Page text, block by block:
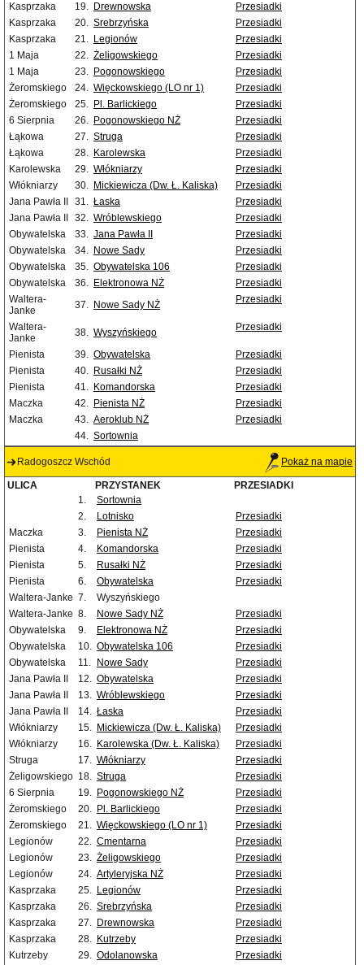
Kasprzaka
19. Drewnowska
Przesiadki
Kasprzaka
20. Srebrzyńska
Przesiadki
Kasprzaka
21. Legionów
Przesiadki
1 Maja
22. Żeligowskiego
Przesiadki
1 Maja
23. Pogonowskiego
Przesiadki
Żeromskiego
24. Więckowskiego (LO nr 1)
Przesiadki
Żeromskiego
25. Pl. Barlickiego
Przesiadki
6 Sierpnia
26. Pogonowskiego NŻ
Przesiadki
Łąkowa
27. Struga
Przesiadki
Łąkowa
28. Karolewska
Przesiadki
Karolewska
29. Włókniarzy
Przesiadki
Włókniarzy
30. Mickiewicza (Dw. Ł. Kaliska)
Przesiadki
Jana Pawła II
31. Łaska
Przesiadki
Jana Pawła II
32. Wróblewskiego
Przesiadki
Obywatelska
33. Jana Pawła II
Przesiadki
Obywatelska
34. Nowe Sady
Przesiadki
Obywatelska
35. Obywatelska 106
Przesiadki
Obywatelska
36. Elektronowa NŻ
Przesiadki
Waltera-
Janke
37. Nowe Sady NŻ Przesiadki
Waltera-
Janke
38. Wyszyńskiego Przesiadki
Pienista 39. Obywatelska
Przesiadki
Pienista
40. Rusałki NŻ
Przesiadki
Pienista
41. Komandorska
Przesiadki
Maczka
42. Pienista NŻ
Przesiadki
Maczka
43. Aeroklub NŻ
Przesiadki
44. Sortownia
Radogoszcz Wschód Pokaż na mapie
ULICA PRZYSTANEK
PRZESIADKI
1.
Sortownia
2.
Lotnisko
Przesiadki
Maczka
3. Pienista NŻ
Przesiadki
Pienista
4. Komandorska
Przesiadki
Pienista
5. Rusałki NŻ
Przesiadki
Pienista
6. Obywatelska
Przesiadki
Waltera-Janke 7.
Wyszyńskiego
Waltera-Janke 8. Nowe Sady NŻ
Przesiadki
Obywatelska
9. Elektronowa NŻ
Przesiadki
Obywatelska
10. Obywatelska 106
Przesiadki
Obywatelska
11. Nowe Sady
Przesiadki
Jana Pawła II
12. Obywatelska
Przesiadki
Jana Pawła II
13. Wróblewskiego
Przesiadki
Jana Pawła II
14. Łaska
Przesiadki
Włókniarzy
15. Mickiewicza (Dw. Ł. Kaliska)
Przesiadki
Włókniarzy
16. Karolewska (Dw. Ł. Kaliska)
Przesiadki
Struga
17. Włókniarzy
Przesiadki
Żeligowskiego 18. Struga
Przesiadki
6 Sierpnia
19. Pogonowskiego NŻ
Przesiadki
Żeromskiego
20. Pl. Barlickiego
Przesiadki
Żeromskiego
21. Więckowskiego (LO nr 1)
Przesiadki
Legionów
22. Cmentarna
Przesiadki
Legionów
23. Żeligowskiego
Przesiadki
Legionów
24. Artyleryjska NŻ
Przesiadki
Kasprzaka
25. Legionów
Przesiadki
Kasprzaka
26. Srebrzyńska
Przesiadki
Kasprzaka
27. Drewnowska
Przesiadki
Kasprzaka
28. Kutrzeby
Przesiadki
Kutrzeby
29. Odolanowska Przesiadki